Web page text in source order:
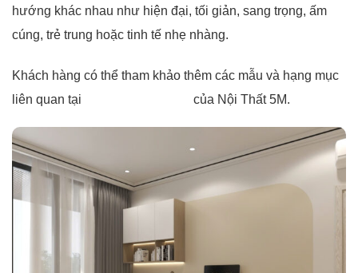
hướng khác nhau như hiện đại, tối giản, sang trọng, ấm
cúng, trẻ trung hoặc tinh tế nhẹ nhàng.
Khách hàng có thể tham khảo thêm các mẫu và hạng mục
liên quan tại
của Nội Thất 5M.